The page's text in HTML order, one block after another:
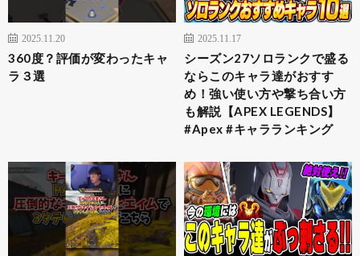
2025.11.20
360度？評価が変わったキャ
ラ３選
2025.11.17
シーズン27ソロランクで盛る
ならこのキャラ達がおすす
め！強い使い方や撃ち合い方
も解説【APEX LEGENDS】
#Apex #キャラランキング